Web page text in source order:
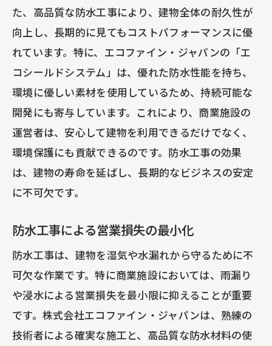
た、高品質な防水工事により、建物全体の耐久性が
向上し、長期的に見てもコストパフォーマンスに優
れています。特に、エコファイン・ジャパンの「エ
コシールドシステム」は、優れた防水性能を持ち、
環境に優しい素材を使用しているため、持続可能な
開発にも寄与しています。これにより、商業施設の
運営者は、安心して建物を利用できるだけでなく、
環境保護にも貢献できるのです。防水工事の効果
は、建物の寿命を延ばし、長期的なビジネスの安定
に不可欠です。
防水工事による営業損失の最小化
防水工事は、建物を湿気や水漏れから守るために不
可欠な作業です。特に商業施設においては、雨漏り
や浸水による営業損失を最小限に抑えることが重要
です。株式会社エコファイン・ジャパンは、熟練の
技術者による確実な施工と、高品質な防水材料の使